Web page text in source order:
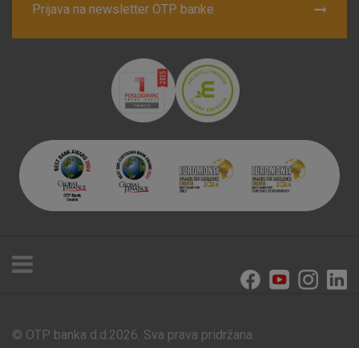
Prijava na newsletter OTP banke
Poslovnice i bankomati
© OTP banka d.d.2026. Sva prava pridržana.